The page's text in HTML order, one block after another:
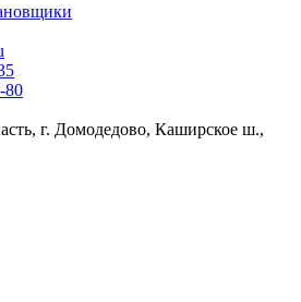
80
г. Домодедово, Каширское ш.,